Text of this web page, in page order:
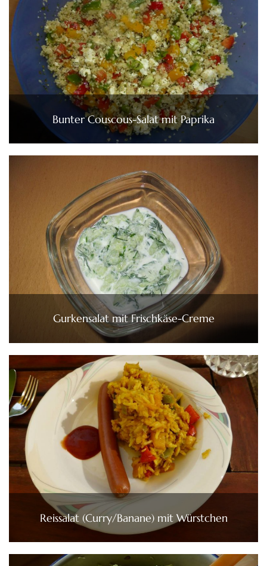
Bunter Couscous-Salat mit Paprika
Gurkensalat mit Frischkäse-Creme
Reissalat (Curry/Banane) mit Würstchen